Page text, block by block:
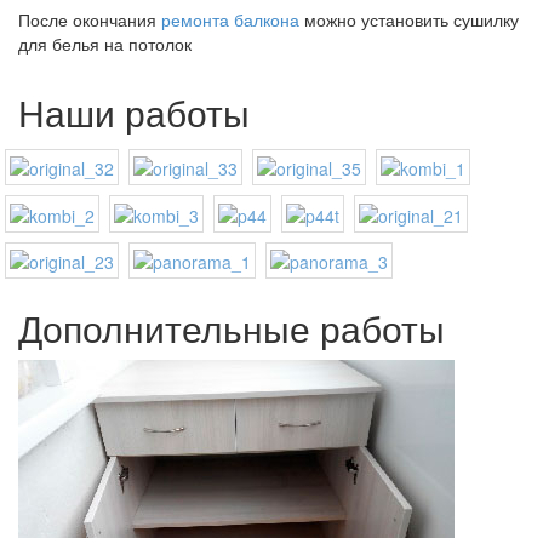
После окончания ремонта балкона можно установить сушилку
для белья на потолок
Наши работы
Дополнительные работы